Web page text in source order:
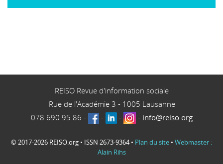
REISO Revue d'information sociale
Rue de l'Académie 3 - 1005 Lausanne
078 690 95 86 - - - - info@reiso.org
© 2017-2026 REISO.org • ISSN 2673-9364 • Plan du site • Webmaster :
Alain Rihs